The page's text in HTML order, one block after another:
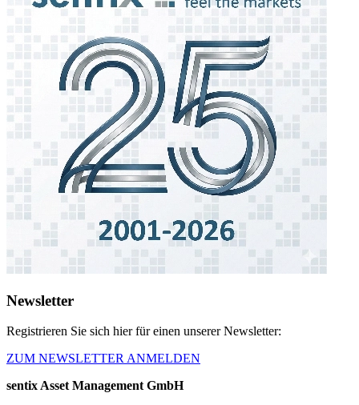
Newsletter
Registrieren Sie sich hier für einen unserer Newsletter:
ZUM NEWSLETTER ANMELDEN
sentix Asset Management GmbH